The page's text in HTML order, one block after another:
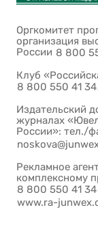
Оргкомитет
организация
России 8 800
Клуб
8 800 550 41 34
Издательский
журналах
России»: тел./
Рекламное
комплексному
8 800 550 41 34
www.ra-